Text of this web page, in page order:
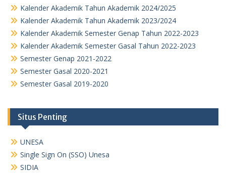
Kalender Akademik Tahun Akademik 2024/2025
Kalender Akademik Tahun Akademik 2023/2024
Kalender Akademik Semester Genap Tahun 2022-2023
Kalender Akademik Semester Gasal Tahun 2022-2023
Semester Genap 2021-2022
Semester Gasal 2020-2021
Semester Gasal 2019-2020
Situs Penting
UNESA
Single Sign On (SSO) Unesa
SIDIA